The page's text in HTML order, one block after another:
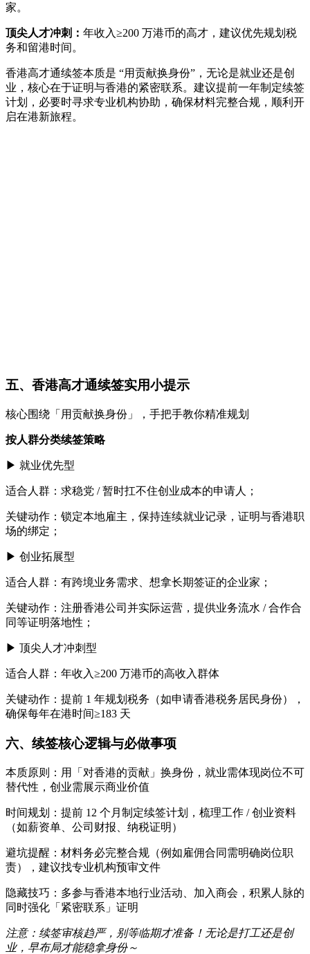
家。
顶尖人才冲刺： 年收入≥200 万港币的高才，建议优先规划税
务和留港时间。
香港高才通续签本质是 “用贡献换身份”，无论是就业还是创
业，核心在于证明与香港的紧密联系。建议提前一年制定续签
计划，必要时寻求专业机构协助，确保材料完整合规，顺利开
启在港新旅程。
五、香港高才通续签实用小提示
核心围绕「用贡献换身份」，手把手教你精准规划
按人群分类续签策略
▶ 就业优先型
适合人群：求稳党 / 暂时扛不住创业成本的申请人；
关键动作：锁定本地雇主，保持连续就业记录，证明与香港职
场的绑定；
▶ 创业拓展型
适合人群：有跨境业务需求、想拿长期签证的企业家；
关键动作：注册香港公司并实际运营，提供业务流水 / 合作合
同等证明落地性；
▶ 顶尖人才冲刺型
适合人群：年收入≥200 万港币的高收入群体
关键动作：提前 1 年规划税务（如申请香港税务居民身份），
确保每年在港时间≥183 天
六、续签核心逻辑与必做事项
本质原则：用「对香港的贡献」换身份，就业需体现岗位不可
替代性，创业需展示商业价值
时间规划：提前 12 个月制定续签计划，梳理工作 / 创业资料
（如薪资单、公司财报、纳税证明）
避坑提醒：材料务必完整合规（例如雇佣合同需明确岗位职
责），建议找专业机构预审文件
隐藏技巧：多参与香港本地行业活动、加入商会，积累人脉的
同时强化「紧密联系」证明
注意：续签审核趋严，别等临期才准备！无论是打工还是创
业，早布局才能稳拿身份～